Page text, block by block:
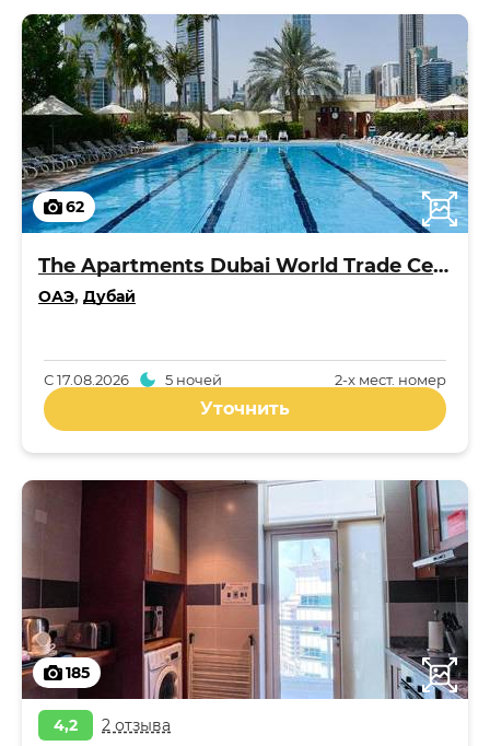
62
The Apartments Dubai World Trade Centre
ОАЭ, Дубай
2-x мест. номер
С17.08.2026 5 ночей
Уточнить
185
4,2 2 отзыва